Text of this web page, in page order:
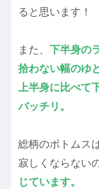
ると思います！
また、 下半身の
拾わない幅のゆ
上半身に比べて
バッチリ。
総柄のボトムス
寂しくならない
じています。